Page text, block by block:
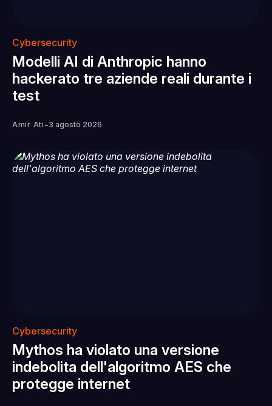
Cybersecurity
Modelli AI di Anthropic hanno
hackerato tre aziende reali durante i
test
Amir Ati -3 agosto 2026
Cybersecurity
Mythos ha violato una versione
indebolita dell'algoritmo AES che
protegge internet